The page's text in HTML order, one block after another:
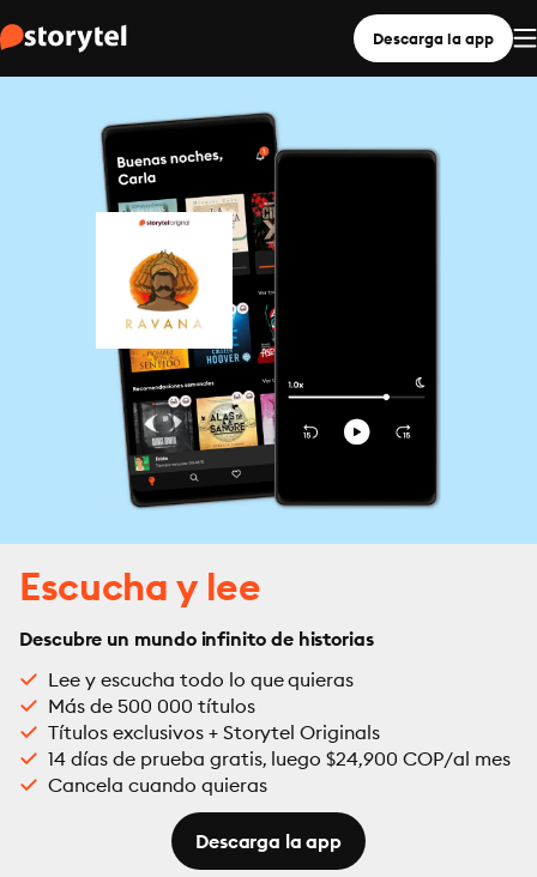
Descarga la app
Escucha y lee
Descubre un mundo infinito de historias
Lee y escucha todo lo que quieras
Más de 500 000 títulos
Títulos exclusivos + Storytel Originals
14 días de prueba gratis, luego $24,900 COP/al mes
Cancela cuando quieras
Descarga la app